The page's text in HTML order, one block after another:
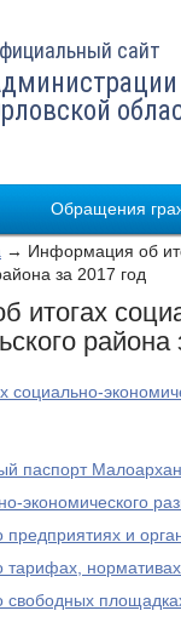
сайт
Обращения
→ Информация об
за 2017 год
итогах
района
паспорт
экономического
и